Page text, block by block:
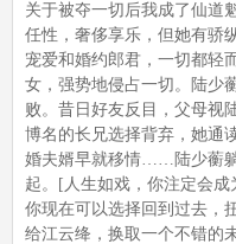
关于被夺一切后我成了仙道
任性，奢侈享乐，但她有骄
宠爱和婚约郎君，一切都轻
女，强势地侵占一切。陆少
败。昔日好友反目，父母视
博名的长兄选择背弃，她通
婚夫婿早就移情……陆少蘅
起。[人生如戏，你注定会
你现在可以选择回到过去，
给江云绛，换取一个不错的